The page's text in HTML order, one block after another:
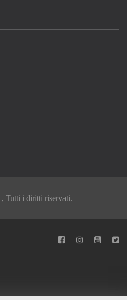
, Tutti i diritti riservati.